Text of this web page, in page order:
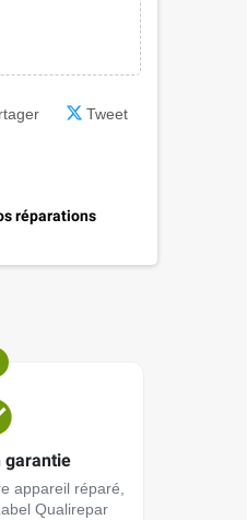
Tweet
réparations
garantie
appareil réparé,
Qualirepar